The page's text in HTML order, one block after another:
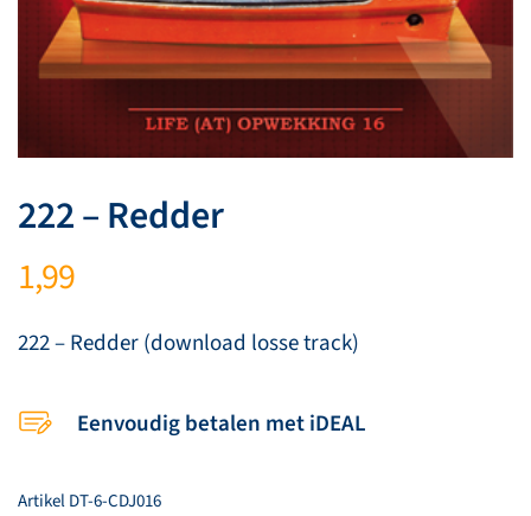
222 – Redder
1,99
222 – Redder (download losse track)
Eenvoudig betalen met iDEAL
ArtikelDT-6-CDJ016